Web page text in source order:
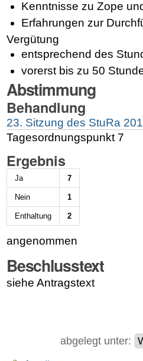
Kenntnisse zu Zope
Erfahrungen zur
Vergütung
entsprechend des
vorerst bis zu 50
Abstimmung
Behandlung
23. Sitzung des StuRa
Tagesordnungspunkt 7
Ergebnis
Ja 7
Nein 1
Enthaltung 2
angenommen
Beschlusstext
siehe Antragstext
abgelegt unter:
Navigation